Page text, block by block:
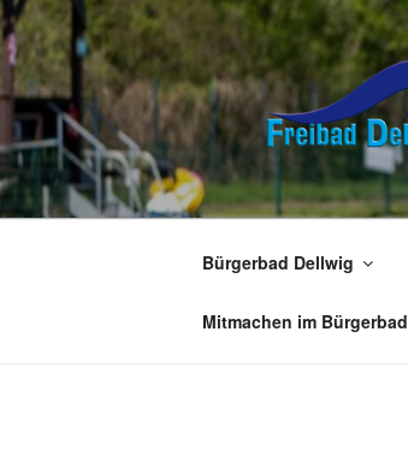
Zum
Inhalt
springen
Bürgerbad Dellwig
Mitmachen im Bürgerbad